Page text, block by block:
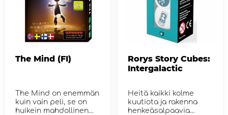
The Mind (FI)
The Mind on enemmän
kuin vain peli, se on
huikein mahdollinen
Rorys Story Cubes:
Intergalactic
Heitä kaikki kolme
kuutiota ja rakenna
henkeäsalpaavia